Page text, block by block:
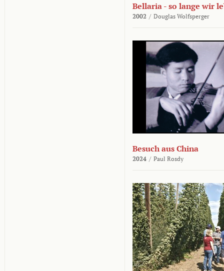
Bellaria - so lange wir
2002 / Douglas Wolfsperger
Besuch aus China
2024 / Paul Rosdy